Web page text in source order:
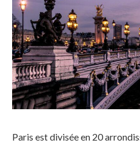
Paris est divisée en 20